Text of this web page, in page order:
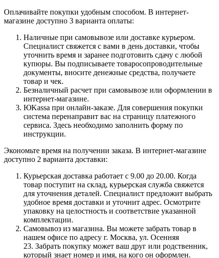
Оплачивайте покупки удобным способом. В интернет-
магазине доступно 3 варианта оплаты:
Наличные при самовывозе или доставке курьером.
Специалист свяжется с вами в день доставки, чтобы
уточнить время и заранее подготовить сдачу с любой
купюры. Вы подписываете товаросопроводительные
документы, вносите денежные средства, получаете
товар и чек.
Безналичный расчет при самовывозе или оформлении в
интернет-магазине.
ЮKassa при онлайн-заказе. Для совершения покупки
система перенаправит вас на страницу платежного
сервиса. Здесь необходимо заполнить форму по
инструкции.
Экономьте время на получении заказа. В интернет-магазине
доступно 2 варианта доставки:
Курьерская доставка работает с 9.00 до 20.00. Когда
товар поступит на склад, курьерская служба свяжется
для уточнения деталей. Специалист предложит выбрать
удобное время доставки и уточнит адрес. Осмотрите
упаковку на целостность и соответствие указанной
комплектации.
Самовывоз из магазина. Вы можете забрать товар в
нашем офисе по адресу г. Москва, ул. Осенняя
23. Забрать покупку может ваш друг или родственник,
который знает номер и имя, на кого он оформлен.